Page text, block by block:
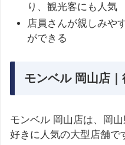
り、観光客にも人気
店員さんが親しみや
ができる
モンベル 岡山店
モンベル 岡山店は、岡
好きに人気の大型店舗で